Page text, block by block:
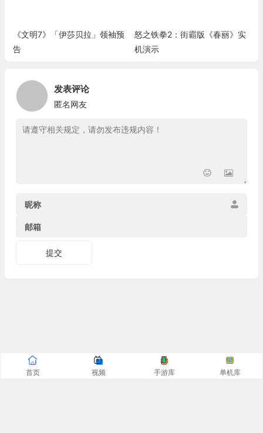
《文明7》「伊莎贝拉」领袖预
告
怒之铁拳2：街霸版《春丽》实
机演示
发表评论
匿名网友
昵称
邮箱
提交
首页 视频 手游库 单机库